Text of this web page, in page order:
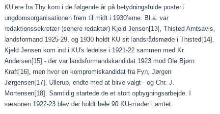
KU’ere fra Thy kom i de følgende år på betydningsfulde poster i
ungdomsorganisationen frem til midt i 1930’erne. Bl.a. var
redaktionssekretær (senere redaktør) Kjeld Jensen[13] , Thisted Amtsavis,
landsformand 1925-29, og 1930 holdt KU sit landsrådsmøde i Thisted[14]
Kjeld Jensen kom ind i KU's ledelse i 1921-22 sammen med Kr.
Andersen[15] - der var landsformandskandidat 1923 mod Ole Bjørn
Kraft[16] , men hvor en kompromiskandidat fra Fyn, Jørgen
Jørgensen[17] , Ullerup, endte med at blive valgt - og Chr. J.
Mortensen[18] . Samtidig startede de et stort opbygningsarbejde. I
sæsonen 1922-23 blev der holdt hele 90 KU-møder i amtet.